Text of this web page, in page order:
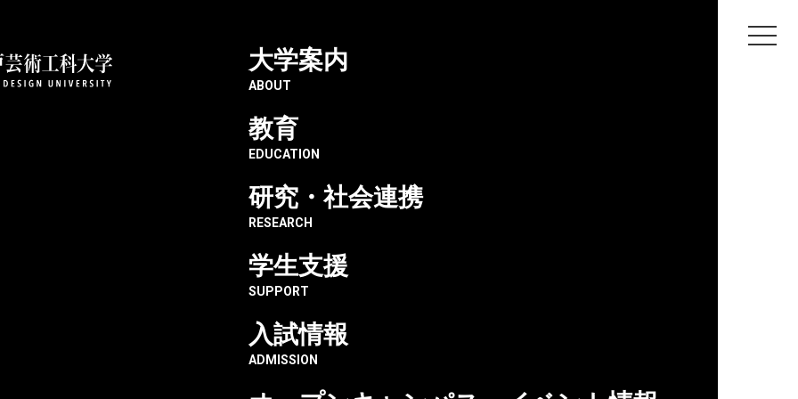
大学案内
ABOUT
教育
EDUCATION
研究・社会連携
RESEARCH
学生支援
SUPPORT
入試情報
ADMISSION
CAREER